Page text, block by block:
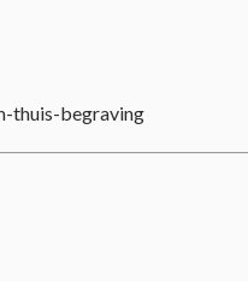
thuis-begraving